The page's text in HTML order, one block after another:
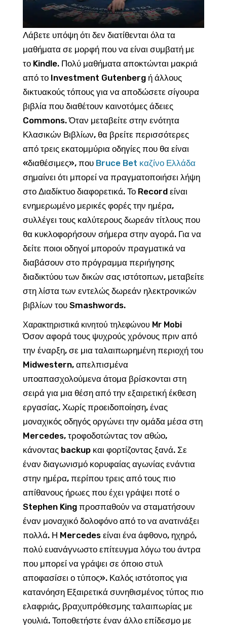
Λάβετε υπόψη ότι δεν διατίθενται όλα τα
μαθήματα σε μορφή που να είναι συμβατή με
το Kindle. Πολύ μαθήματα αποκτώνται μακριά
από το Investment Gutenberg ή άλλους
δικτυακούς τόπους για να αποδώσετε σίγουρα
βιβλία που διαθέτουν καινοτόμες άδειες
Commons. Όταν μεταβείτε στην ενότητα
Κλασικών Βιβλίων, θα βρείτε περισσότερες
από τρεις εκατομμύρια οδηγίες που θα είναι
«διαθέσιμες», που Bruce Bet καζίνο Ελλάδα
σημαίνει ότι μπορεί να πραγματοποιήσει λήψη
στο Διαδίκτυο διαφορετικά. Το Record είναι
ενημερωμένο μερικές φορές την ημέρα,
συλλέγει τους καλύτερους δωρεάν τίτλους που
θα κυκλοφορήσουν σήμερα στην αγορά. Για να
δείτε ποιοι οδηγοί μπορούν πραγματικά να
διαβάσουν στο πρόγραμμα περιήγησης
διαδικτύου των δικών σας ιστότοπων, μεταβείτε
στη λίστα των εντελώς δωρεάν ηλεκτρονικών
βιβλίων του Smashwords.
Χαρακτηριστικά κινητού τηλεφώνου Mr Mobi
Όσον αφορά τους ψυχρούς χρόνους πριν από
την έναρξη, σε μια ταλαιπωρημένη περιοχή του
Midwestern, απελπισμένα
υποαπασχολούμενα άτομα βρίσκονται στη
σειρά για μια θέση από την εξαιρετική έκθεση
εργασίας. Χωρίς προειδοποίηση, ένας
μοναχικός οδηγός οργώνει την ομάδα μέσα στη
Mercedes, τροφοδοτώντας τον αθώο,
κάνοντας backup και φορτίζοντας ξανά. Σε
έναν διαγωνισμό κορυφαίας αγωνίας ενάντια
στην ημέρα, περίπου τρεις από τους πιο
απίθανους ήρωες που έχει γράψει ποτέ ο
Stephen King προσπαθούν να σταματήσουν
έναν μοναχικό δολοφόνο από το να ανατινάξει
πολλά. Η Mercedes είναι ένα άφθονο, ηχηρό,
πολύ ευανάγνωστο επίτευγμα λόγω του άντρα
που μπορεί να γράψει σε όποιο στυλ
αποφασίσει ο τύπος». Καλός ιστότοπος για
κατανόηση Εξαιρετικά συνηθισμένος τύπος πιο
ελαφριάς, βραχυπρόθεσμης ταλαιπωρίας με
γουλιά. Τοποθετήστε έναν άλλο επίδεσμο με